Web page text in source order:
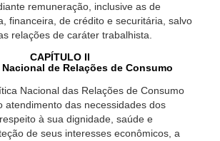
remuneração, inclusive as de
financeira, de crédito e securitária, salvo
relações de caráter trabalhista.
CAPÍTULO II
de Relações de Consumo
Nacional das Relações de Consumo
atendimento das necessidades dos
à sua dignidade, saúde e
de seus interesses econômicos, a